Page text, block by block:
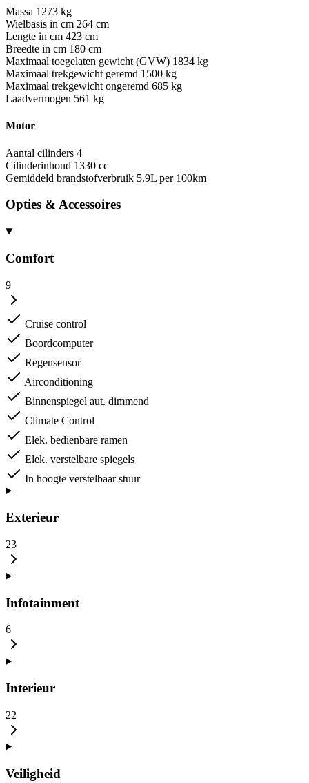
Massa 1273 kg
Wielbasis in cm 264 cm
Lengte in cm 423 cm
Breedte in cm 180 cm
Maximaal toegelaten gewicht (GVW) 1834 kg
Maximaal trekgewicht geremd 1500 kg
Maximaal trekgewicht ongeremd 685 kg
Laadvermogen 561 kg
Motor
Aantal cilinders 4
Cilinderinhoud 1330 cc
Gemiddeld brandstofverbruik 5.9L per 100km
Opties & Accessoires
Comfort
9
Cruise control
Boordcomputer
Regensensor
Airconditioning
Binnenspiegel aut. dimmend
Climate Control
Elek. bedienbare ramen
Elek. verstelbare spiegels
In hoogte verstelbaar stuur
Exterieur
23
Infotainment
6
Interieur
22
Veiligheid